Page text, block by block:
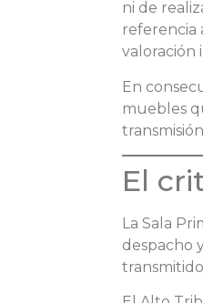
ni de
referencia
valoración
En
muebles
El
La Sala
despacho